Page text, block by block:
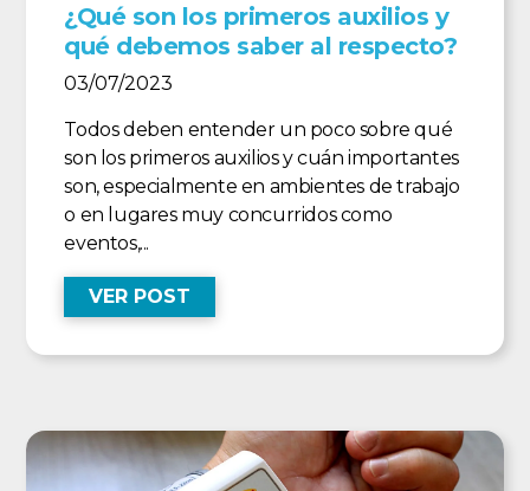
¿Qué son los primeros auxilios y
qué debemos saber al respecto?
03/07/2023
Todos deben entender un poco sobre qué
son los primeros auxilios y cuán importantes
son, especialmente en ambientes de trabajo
o en lugares muy concurridos como
eventos,...
VER POST